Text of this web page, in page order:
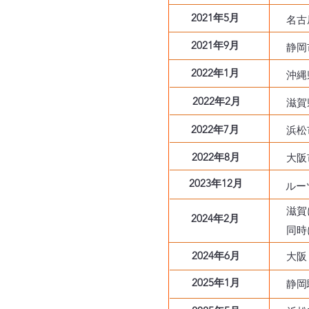
2021年5月
2021年9月
2022年1月
2022年2月
2022年7月
2024年2月
2024年6月
2025年1月
名
静
沖
滋
浜
2022年8月 大
滋
同
大
2023年12月 ル
静